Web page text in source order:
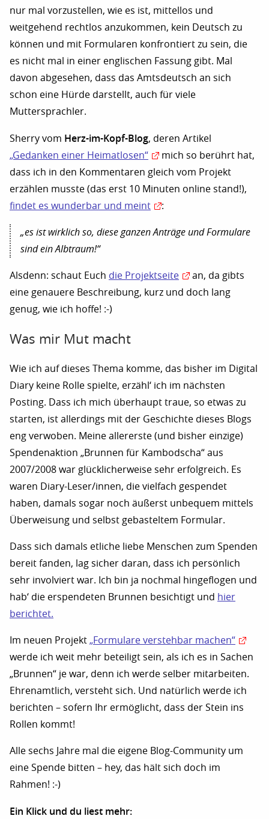
nur mal vorzustellen, wie es ist, mittellos und
weitgehend rechtlos anzukommen, kein Deutsch zu
können und mit Formularen konfrontiert zu sein, die
es nicht mal in einer englischen Fassung gibt. Mal
davon abgesehen, dass das Amtsdeutsch an sich
schon eine Hürde darstellt, auch für viele
Muttersprachler.
Sherry vom Herz-im-Kopf-Blog, deren Artikel
„Gedanken einer Heimatlosen“
mich so berührt hat,
dass ich in den Kommentaren gleich vom Projekt
erzählen musste (das erst 10 Minuten online stand!),
findet es wunderbar und meint
:
„es ist wirklich so, diese ganzen Anträge und Formulare
sind ein Albtraum!“
Alsdenn: schaut Euch die Projektseite
an, da gibts
eine genauere Beschreibung, kurz und doch lang
genug, wie ich hoffe! :-)
Was mir Mut macht
Wie ich auf dieses Thema komme, das bisher im Digital
Diary keine Rolle spielte, erzähl‘ ich im nächsten
Posting. Dass ich mich überhaupt traue, so etwas zu
starten, ist allerdings mit der Geschichte dieses Blogs
eng verwoben. Meine allererste (und bisher einzige)
Spendenaktion „Brunnen für Kambodscha“ aus
2007/2008 war glücklicherweise sehr erfolgreich. Es
waren Diary-Leser/innen, die vielfach gespendet
haben, damals sogar noch äußerst unbequem mittels
Überweisung und selbst gebasteltem Formular.
Dass sich damals etliche liebe Menschen zum Spenden
bereit fanden, lag sicher daran, dass ich persönlich
sehr involviert war. Ich bin ja nochmal hingeflogen und
hab‘ die erspendeten Brunnen besichtigt und hier
berichtet.
Im neuen Projekt „Formulare verstehbar machen“
werde ich weit mehr beteiligt sein, als ich es in Sachen
„Brunnen“ je war, denn ich werde selber mitarbeiten.
Ehrenamtlich, versteht sich. Und natürlich werde ich
berichten – sofern Ihr ermöglicht, dass der Stein ins
Rollen kommt!
Alle sechs Jahre mal die eigene Blog-Community um
eine Spende bitten – hey, das hält sich doch im
Rahmen! :-)
Ein Klick und du liest mehr: